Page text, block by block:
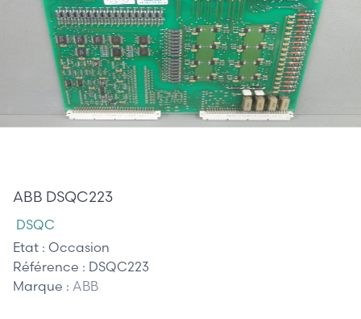
ABB DSQC223
DSQC
Etat : Occasion
Référence : DSQC223
Marque : ABB